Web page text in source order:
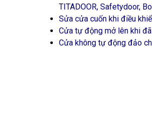
TITADOOR, Safetydoor,
Sửa cửa cuốn khi điều
Cửa tự động mở lên khi
Cửa không tự động đảo